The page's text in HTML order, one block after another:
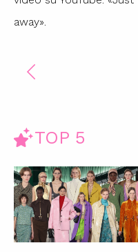
away».
TOP 5